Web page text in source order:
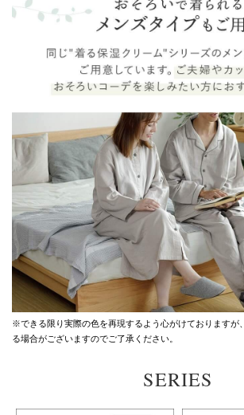
※できる限り実際の色を再現するよう心がけておりますが、
る場合がございますのでご了承ください。
SERIES